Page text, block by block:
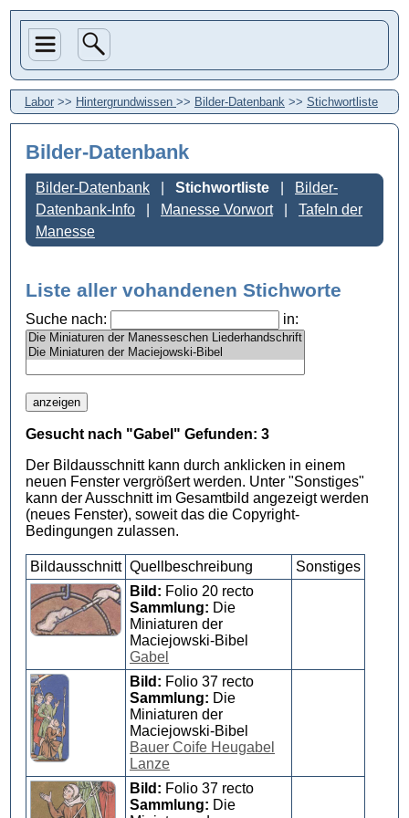
Labor >> Hintergrundwissen >> Bilder-Datenbank >> Stichwortliste
Bilder-Datenbank
Bilder-Datenbank Stichwortliste
Bilder-
Datenbank-Info
Manesse Vorwort
Tafeln der
Manesse
Liste aller vohandenen Stichworte
Suche nach: in:
Gesucht nach "Gabel" Gefunden: 3
Der Bildausschnitt kann durch anklicken in einem
neuen Fenster vergrößert werden. Unter "Sonstiges"
kann der Ausschnitt im Gesamtbild angezeigt werden
(neues Fenster), soweit das die Copyright-
Bedingungen zulassen.
Bildausschnitt Quellbeschreibung
Sonstiges
Bild: Folio 20 recto
Sammlung: Die
Miniaturen der
Maciejowski-Bibel
Gabel
Bild: Folio 37 recto
Sammlung: Die
Miniaturen der
Maciejowski-Bibel
Bauer Coife Heugabel
Lanze
Bild: Folio 37 recto
Sammlung: Die